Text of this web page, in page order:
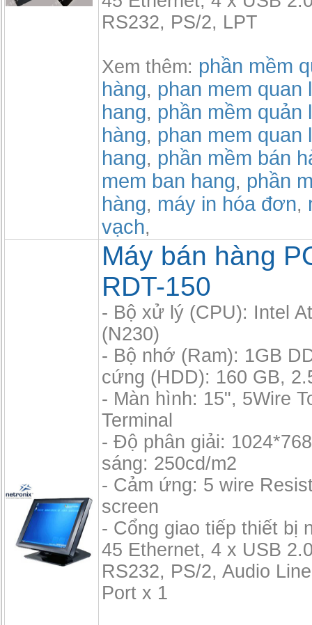
RS232, PS/2, LPT
Xem thêm: phần mềm
hàng, phan mem quan
hang, phần mềm quản
hàng, phan mem quan
hang, phần mềm bán
mem ban hang, phần
hàng, máy in hóa đơn,
vạch,
Máy bán hàng
RDT-150
- Bộ xử lý (CPU): Intel
(N230)
- Bộ nhớ (Ram): 1GB
cứng (HDD): 160 GB,
- Màn hình: 15", 5Wire
Terminal
- Độ phân giải:
sáng: 250cd/m2
- Cảm ứng: 5 wire
screen
- Cổng giao tiếp thiết bị
45 Ethernet, 4 x USB
RS232, PS/2, Audio
Port x 1